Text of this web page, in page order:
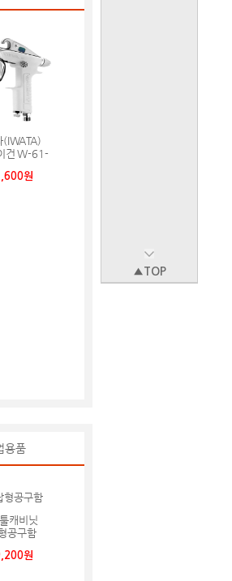
▲TOP
(IWATA)
건 W-61-
원
용품
캐비닛
공구함
원